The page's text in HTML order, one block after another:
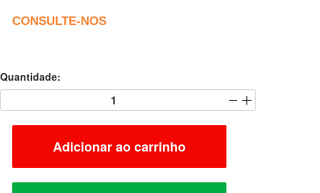
CONSULTE-NOS
Quantidade:
Adicionar ao carrinho